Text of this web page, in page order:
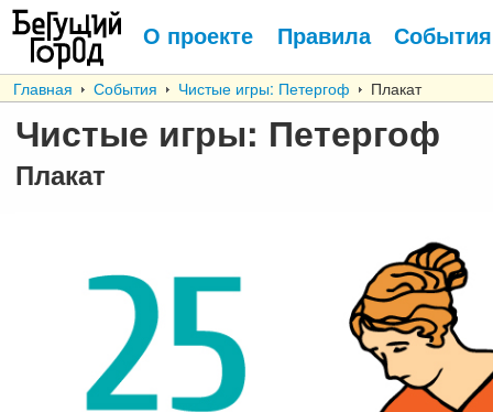
О проекте Правила События
Главная События Чистые игры: Петергоф Плакат
Чистые игры: Петергоф
Плакат